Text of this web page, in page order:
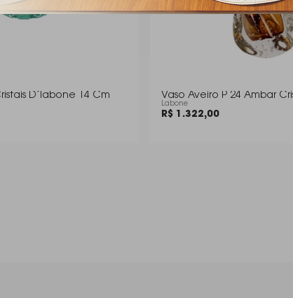
D´labone 14 Cm Vaso Aveiro P 24 Ambar
Labone
R$ 1.322,00